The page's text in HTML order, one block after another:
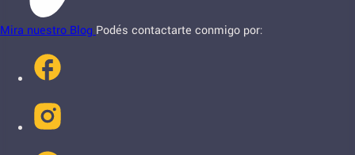
Mira nuestro Blog Podés contactarte conmigo por: